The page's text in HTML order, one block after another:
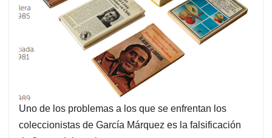
Uno de los problemas a los que se enfrentan los
coleccionistas de García Márquez es la falsificación